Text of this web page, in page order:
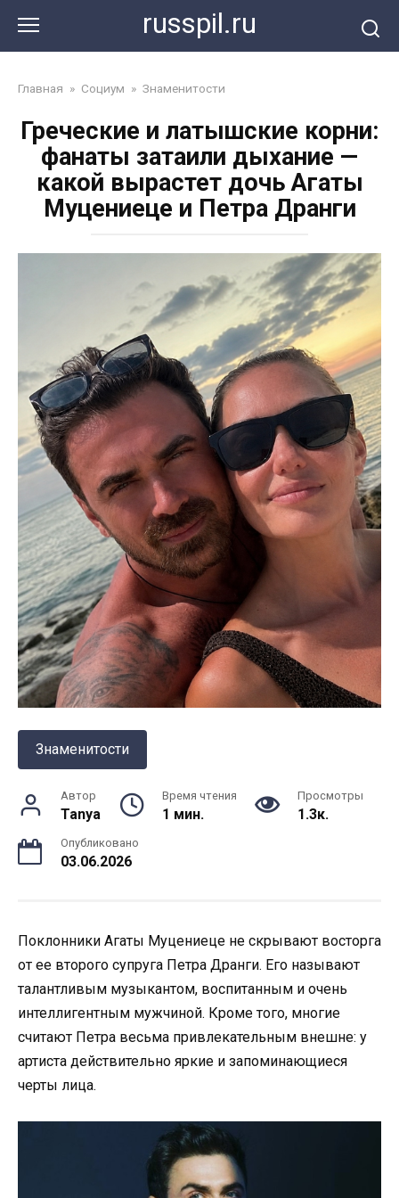
контенту
russpil.ru
Главная » Социум » Знаменитости
Греческие и латышские корни:
фанаты затаили дыхание —
какой вырастет дочь Агаты
Муцениеце и Петра Дранги
Знаменитости
Автор
Tanya
Время чтения
1 мин.
Просмотры
1.3к.
Опубликовано
03.06.2026
Поклонники Агаты Муцениеце не скрывают восторга
от ее второго супруга Петра Дранги. Его называют
талантливым музыкантом, воспитанным и очень
интеллигентным мужчиной. Кроме того, многие
считают Петра весьма привлекательным внешне: у
артиста действительно яркие и запоминающиеся
черты лица.